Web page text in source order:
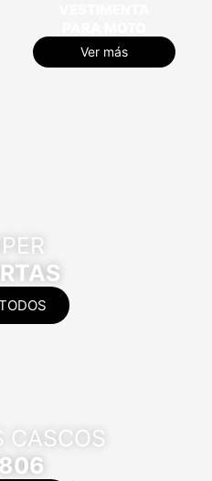
Ver más
CASCOS